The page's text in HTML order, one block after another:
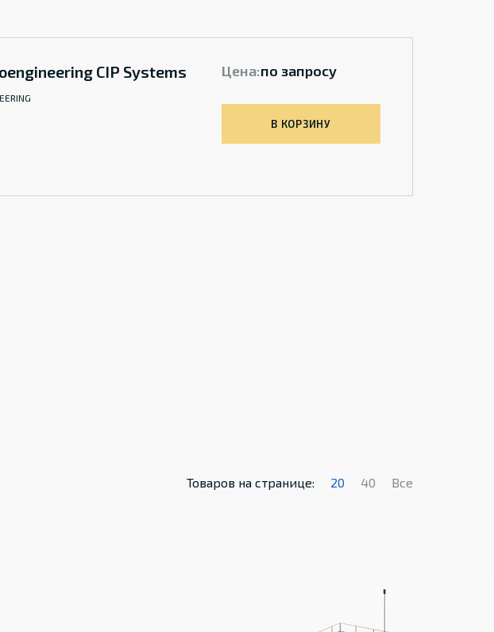
CIP Systems Цена:по запросу
В КОРЗИНУ
Товаров на странице: 20 40 Все